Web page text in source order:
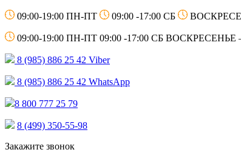
09:00-19:00 ПН-ПТ 09:00 -17:00 СБ
09:00-19:00 ПН-ПТ 09:00 -17:00 СБ ВОСКРЕСЕНЬЕ –
8 (985) 886 25 42 Viber
8 (985) 886 25 42 WhatsApp
8 800 777 25 79
8 (499) 350-55-98
Закажите звонок